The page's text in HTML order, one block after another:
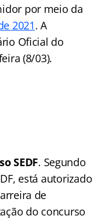
por meio da
2021. A
Oficial do
(8/03).
SEDF. Segundo
está autorizado
de
do concurso